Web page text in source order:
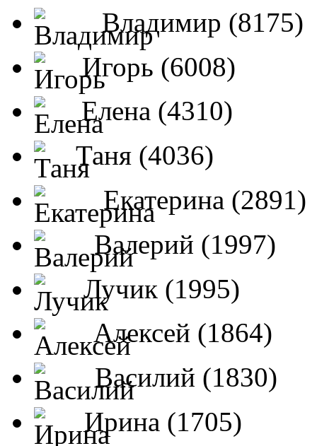
Владимир (8175)
Игорь (6008)
Елена (4310)
Таня (4036)
Екатерина (2891)
Валерий (1997)
Лучик (1995)
Алексей (1864)
Василий (1830)
Ирина (1705)